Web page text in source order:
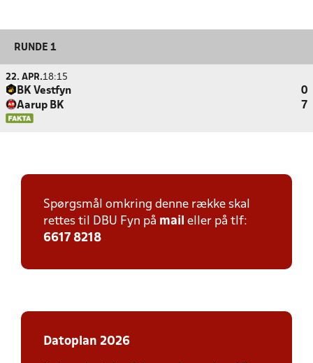
RUNDE 1
22. APR.18:15
BK Vestfyn
0
Aarup BK
7
Spørgsmål omkring denne række skal
rettes til DBU Fyn på mail eller på tlf:
6617 8218
Datoplan 2026